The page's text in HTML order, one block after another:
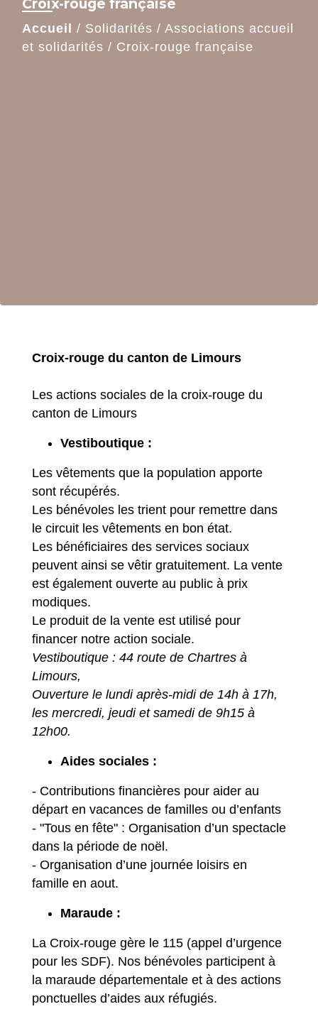
Accueil / Solidarités / Associations accueil
et solidarités / Croix-rouge française
Croix-rouge du canton de Limours
Les actions sociales de la croix-rouge du
canton de Limours
Vestiboutique :
Les vêtements que la population apporte
sont récupérés.
Les bénévoles les trient pour remettre dans
le circuit les vêtements en bon état.
Les bénéficiaires des services sociaux
peuvent ainsi se vêtir gratuitement. La vente
est également ouverte au public à prix
modiques.
Le produit de la vente est utilisé pour
financer notre action sociale.
Vestiboutique : 44 route de Chartres à
Limours,
Ouverture le lundi après-midi de 14h à 17h,
les mercredi, jeudi et samedi de 9h15 à
12h00.
Aides sociales :
- Contributions financières pour aider au
départ en vacances de familles ou d’enfants
- "Tous en fête" : Organisation d’un spectacle
dans la période de noël.
- Organisation d’une journée loisirs en
famille en aout.
Maraude :
La Croix-rouge gère le 115 (appel d’urgence
pour les SDF). Nos bénévoles participent à
la maraude départementale et à des actions
ponctuelles d’aides aux réfugiés.